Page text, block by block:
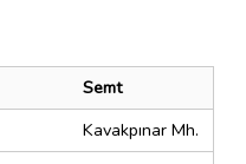
Semt
Kavakpınar Mh.